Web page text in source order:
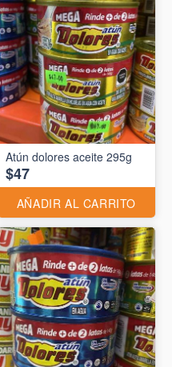
Atún dolores aceite 295g
$47
AÑADIR AL CARRITO